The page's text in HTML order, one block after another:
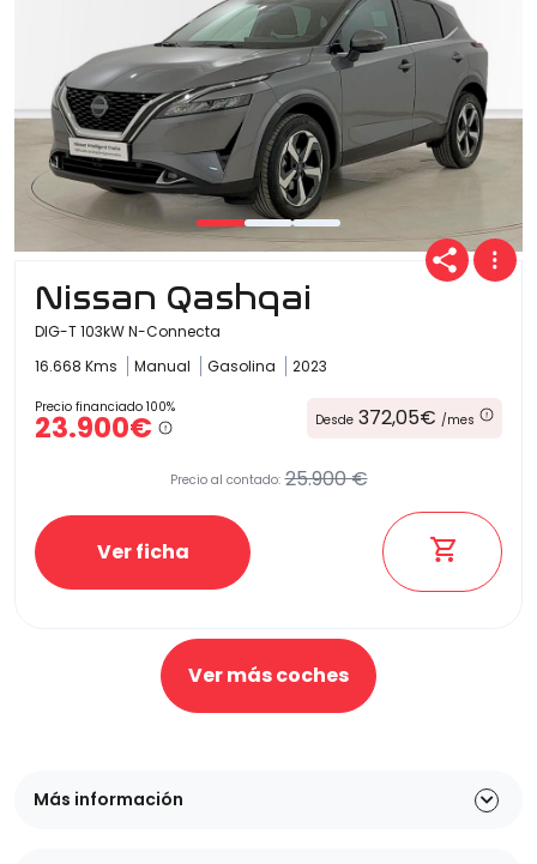
Nissan Qashqai
DIG-T 103kW N-Connecta
16.668 Kms
Manual Gasolina 2023
Precio financiado 100%
23.900€ Desde 372,05€ /mes
Precio al contado: 25.900 €
Ver ficha
Ver más coches
Más información